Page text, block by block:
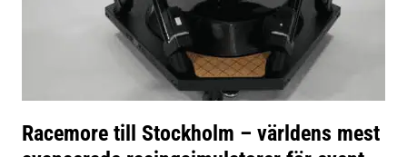
Racemore till Stockholm – världens mest